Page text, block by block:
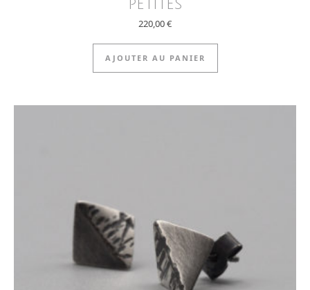
petites
220,00€
AJOUTER AU PANIER